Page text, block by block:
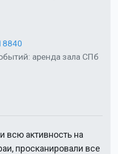
аренда зала СПб
всю активность на
, просканировали все